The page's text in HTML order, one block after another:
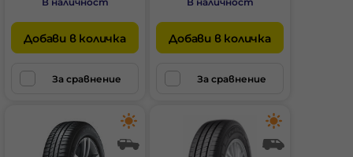
Добави в количка
За сравнение
Добави в количка
За сравнение